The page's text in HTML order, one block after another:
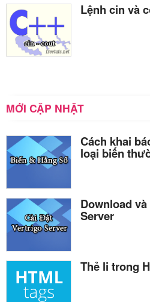
Lệnh cin và
MỚI CẬP NHẬT
Cách khai
loại biến
Download
Server
Thẻ li trong